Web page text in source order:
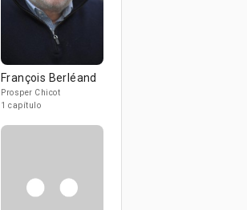
François Berléand
Prosper Chicot
1 capítulo